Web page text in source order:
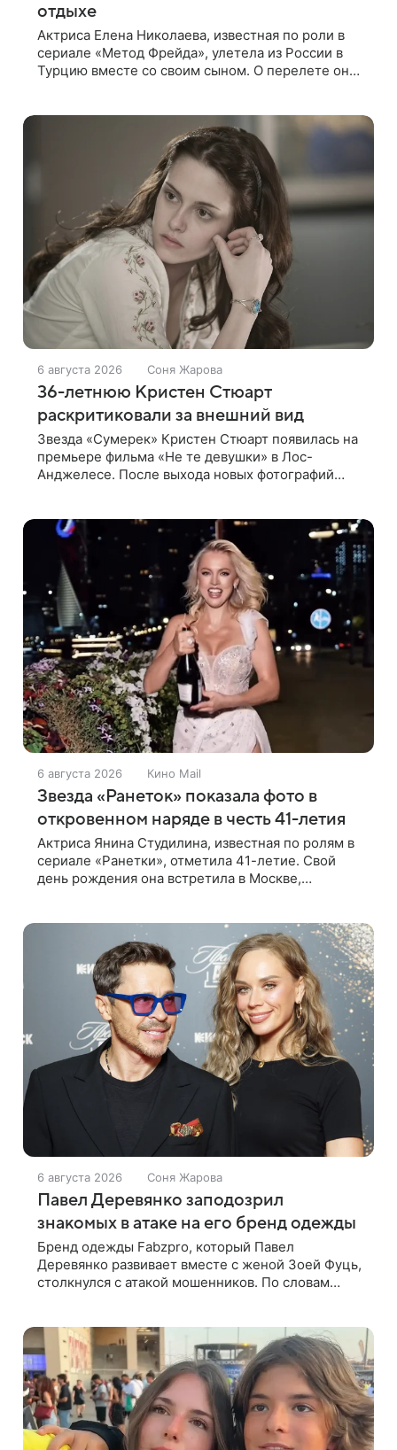
отдыхе
Актриса Елена Николаева, известная по роли в
сериале «Метод Фрейда», улетела из России в
Турцию вместе со своим сыном. О перелете она
6 августа 2026 Соня Жарова
36-летнюю Кристен Стюарт
раскритиковали за внешний вид
Звезда «Сумерек» Кристен Стюарт появилась на
премьере фильма «Не те девушки» в Лос-
Анджелесе. После выхода новых фотографий
6 августа 2026 Кино Mail
Звезда «Ранеток» показала фото в
откровенном наряде в честь 41-летия
Актриса Янина Студилина, известная по ролям в
сериале «Ранетки», отметила 41-летие. Свой
день рождения она встретила в Москве,
6 августа 2026 Соня Жарова
Павел Деревянко заподозрил
знакомых в атаке на его бренд одежды
Бренд одежды Fabzpro, который Павел
Деревянко развивает вместе с женой Зоей Фуць,
столкнулся с атакой мошенников. По словам